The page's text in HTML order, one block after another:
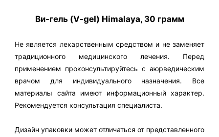
Ви-гель (V-gel) Himalaya, 30 грамм
Не является лекарственным средством и не заменяет
традиционного медицинского лечения. Перед
применением проконсультируйтесь с аюрведическим
врачом для индивидуального назначения. Все
материалы сайта имеют информационный характер.
Рекомендуется консультация специалиста.
Дизайн упаковки может отличаться от представленного